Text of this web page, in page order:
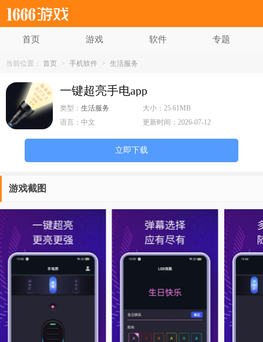
首页 游戏 软件 专题
当前位置： 首页 > 手机软件 > 生活服务
一键超亮手电app
类型： 生活服务 大小：25.61MB
语言： 中文 更新时间：2026-07-12
立即下载
游戏截图